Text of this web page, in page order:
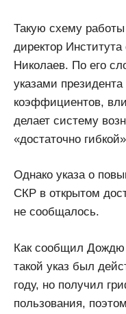
Такую схему
директор Института
Николаев. По его
указами
коэффициентов,
делает систему
«достаточно
Однако указа о
СКР в открытом
не сообщалось.
Как сообщил Дождю
такой указ был
году, но получил
пользования,